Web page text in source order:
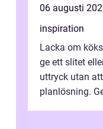
06 augusti
inspiration
Lacka om
ge ett slitet
uttryck utan
planlösning.